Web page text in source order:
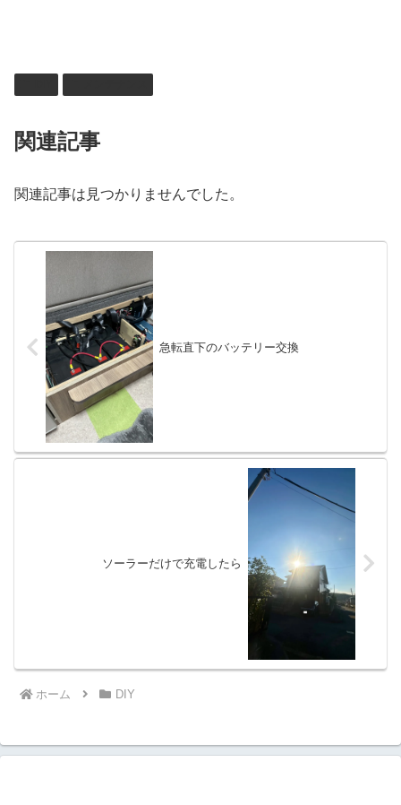
関連記事
関連記事は見つかりませんでした。
急転直下のバッテリー交換
ソーラーだけで充電したら
ホーム DIY